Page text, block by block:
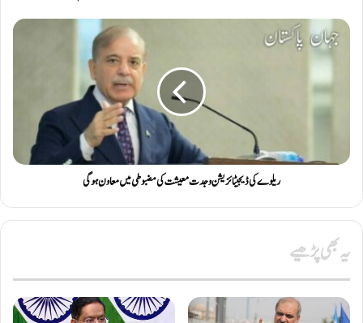
ریلوے کی ڈیجیٹائزیشن و جدت معیشت کی مضبوطی میں معاون ہوگی
یہ بھی پڑھیے